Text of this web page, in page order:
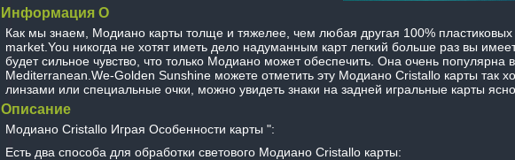
Информация О
Как мы знаем, Модиано карты толще и тяжелее, чем любая другая 100% пластиковых
market.You никогда не хотят иметь дело надуманным карт легкий больше раз вы
будет сильное чувство, что только Модиано может обеспечить. Она очень популярна
Mediterranean.We-Golden Sunshine можете отметить эту Модиано Cristallo карты так
линзами или специальные очки, можно увидеть знаки на задней игральные карты ясно.
Описание
Модиано Cristallo Играя Особенности карты ":
Есть два способа для обработки светового Модиано Cristallo карты: